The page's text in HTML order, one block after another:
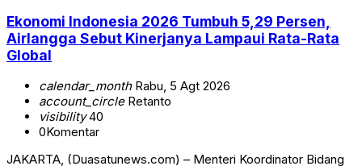
Ekonomi Indonesia 2026 Tumbuh 5,29 Persen,
Airlangga Sebut Kinerjanya Lampaui Rata-Rata
Global
calendar_monthRabu, 5 Agt 2026
account_circleRetanto
visibility40
0Komentar
JAKARTA, (Duasatunews.com) – Menteri Koordinator Bidang